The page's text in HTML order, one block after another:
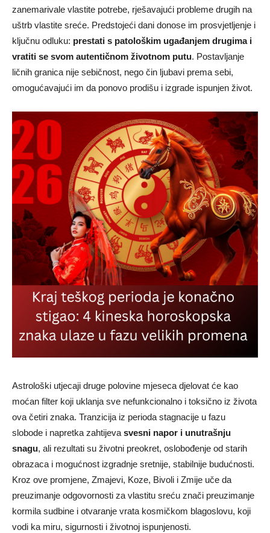
zanemarivale vlastite potrebe, rješavajući probleme drugih na
uštrb vlastite sreće. Predstojeći dani donose im prosvjetljenje i
ključnu odluku: prestati s patološkim ugađanjem drugima i
vratiti se svom autentičnom životnom putu. Postavljanje
ličnih granica nije sebičnost, nego čin ljubavi prema sebi,
omogućavajući im da ponovo prodišu i izgrade ispunjen život.
Astrološki utjecaji druge polovine mjeseca djelovat će kao
moćan filter koji uklanja sve nefunkcionalno i toksično iz života
ova četiri znaka. Tranzicija iz perioda stagnacije u fazu
slobode i napretka zahtijeva svesni napor i unutrašnju
snagu, ali rezultati su životni preokret, oslobođenje od starih
obrazaca i mogućnost izgradnje sretnije, stabilnije budućnosti.
Kroz ove promjene, Zmajevi, Koze, Bivoli i Zmije uče da
preuzimanje odgovornosti za vlastitu sreću znači preuzimanje
kormila sudbine i otvaranje vrata kosmičkom blagoslovu, koji
vodi ka miru, sigurnosti i životnoj ispunjenosti.